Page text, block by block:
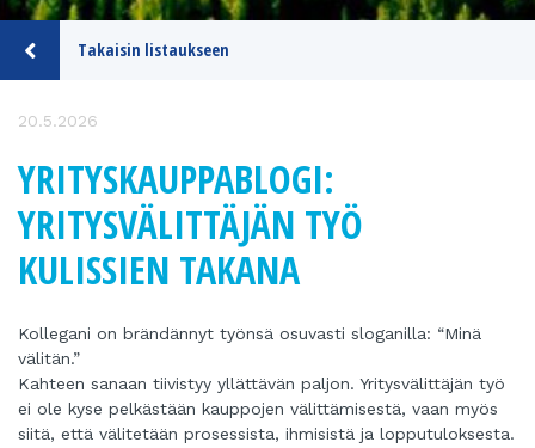
Takaisin listaukseen
20.5.2026
YRITYSKAUPPABLOGI:
YRITYSVÄLITTÄJÄN TYÖ
KULISSIEN TAKANA
Kollegani on brändännyt työnsä osuvasti sloganilla: “Minä
välitän.”
Kahteen sanaan tiivistyy yllättävän paljon. Yritysvälittäjän työ
ei ole kyse pelkästään kauppojen välittämisestä, vaan myös
siitä, että välitetään prosessista, ihmisistä ja lopputuloksesta.